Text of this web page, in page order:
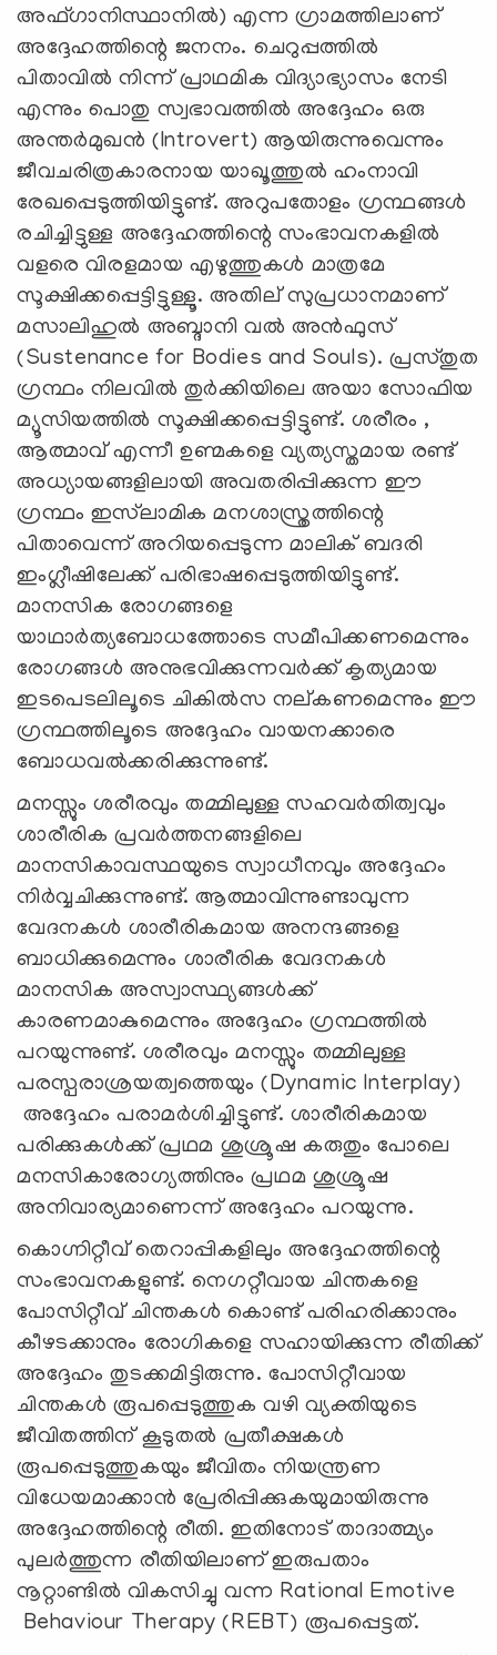
അഫ്ഗാനിസ്ഥാനിൽ) എന്ന ഗ്രാമത്തിലാണ്
അദ്ദേഹത്തിന്റെ ജനനം. ചെറുപ്പത്തിൽ
പിതാവിൽ നിന്ന് പ്രാഥമിക വിദ്യാഭ്യാസം നേടി
എന്നും പൊതു സ്വഭാവത്തിൽ അദ്ദേഹം ഒരു
അന്തർമുഖൻ (Introvert) ആയിരുന്നുവെന്നും
ജീവചരിത്രകാരനായ യാഖൂത്തുൽ ഹംനാവി
രേഖപ്പെടുത്തിയിട്ടുണ്ട്. അറുപതോളം ഗ്രന്ഥങ്ങൾ
രചിച്ചിട്ടുള്ള അദ്ദേഹത്തിന്റെ സംഭാവനകളിൽ
വളരെ വിരളമായ എഴുത്തുകൾ മാത്രമേ
സൂക്ഷിക്കപ്പെട്ടിട്ടുള്ളൂ. അതില് സുപ്രധാനമാണ്
മസാലിഹുൽ അബ്ദാനി വൽ അൻഫുസ്
(Sustenance for Bodies and Souls). പ്രസ്തുത
ഗ്രന്ഥം നിലവിൽ തുർക്കിയിലെ അയാ സോഫിയ
മ്യൂസിയത്തിൽ സൂക്ഷിക്കപ്പെട്ടിട്ടുണ്ട്. ശരീരം ,
ആത്മാവ് എന്നീ ഉണ്മകളെ വ്യത്യസ്തമായ രണ്ട്
അധ്യായങ്ങളിലായി അവതരിപ്പിക്കുന്ന ഈ
ഗ്രന്ഥം ഇസ്‍ലാമിക മനശാസ്ത്രത്തിന്റെ
പിതാവെന്ന് അറിയപ്പെടുന്ന മാലിക് ബദരി
ഇംഗ്ലീഷിലേക്ക് പരിഭാഷപ്പെടുത്തിയിട്ടുണ്ട്.
മാനസിക രോഗങ്ങളെ
യാഥാർത്യബോധത്തോടെ സമീപിക്കണമെന്നും
രോഗങ്ങൾ അനുഭവിക്കുന്നവർക്ക് കൃത്യമായ
ഇടപെടലിലൂടെ ചികിൽസ നല്കണമെന്നും ഈ
ഗ്രന്ഥത്തിലൂടെ അദ്ദേഹം വായനക്കാരെ
ബോധവൽക്കരിക്കുന്നുണ്ട്.
മനസ്സും ശരീരവും തമ്മിലുള്ള സഹവർതിത്വവും
ശാരീരിക പ്രവർത്തനങ്ങളിലെ
മാനസികാവസ്ഥയുടെ സ്വാധീനവും അദ്ദേഹം
നിർവ്വചിക്കുന്നുണ്ട്. ആത്മാവിന്നുണ്ടാവുന്ന
വേദനകൾ ശാരീരികമായ അനന്ദങ്ങളെ
ബാധിക്കുമെന്നും ശാരീരിക വേദനകൾ
മാനസിക അസ്വാസ്ഥ്യങ്ങൾക്ക്
കാരണമാകുമെന്നും അദ്ദേഹം ഗ്രന്ഥത്തിൽ
പറയുന്നുണ്ട്. ശരീരവും മനസ്സും തമ്മിലുള്ള
പരസ്പരാശ്രയത്വത്തെയും (Dynamic Interplay)
അദ്ദേഹം പരാമർശിച്ചിട്ടുണ്ട്. ശാരീരികമായ
പരിക്കുകൾക്ക് പ്രഥമ ശുശ്രൂഷ കരുതും പോലെ
മനസികാരോഗ്യത്തിനും പ്രഥമ ശുശ്രൂഷ
അനിവാര്യമാണെന്ന് അദ്ദേഹം പറയുന്നു.
കൊഗ്നിറ്റീവ് തെറാപ്പികളിലും അദ്ദേഹത്തിന്റെ
സംഭാവനകളുണ്ട്. നെഗറ്റീവായ ചിന്തകളെ
പോസിറ്റീവ് ചിന്തകൾ കൊണ്ട് പരിഹരിക്കാനും
കീഴടക്കാനും രോഗികളെ സഹായിക്കുന്ന രീതിക്ക്
അദ്ദേഹം തുടക്കമിട്ടിരുന്നു. പോസിറ്റീവായ
ചിന്തകൾ രൂപപ്പെടുത്തുക വഴി വ്യക്തിയുടെ
ജീവിതത്തിന് കൂടുതല്‍ പ്രതീക്ഷകൾ
രൂപപ്പെടുത്തുകയും ജീവിതം നിയന്ത്രണ
വിധേയമാക്കാൻ പ്രേരിപ്പിക്കുകയുമായിരുന്നു
അദ്ദേഹത്തിന്റെ രീതി. ഇതിനോട് താദാത്മ്യം
പുലർത്തുന്ന രീതിയിലാണ് ഇരുപതാം
നൂറ്റാണ്ടിൽ വികസിച്ചു വന്ന Rational Emotive
Behaviour Therapy (REBT) രൂപപ്പെട്ടത്.